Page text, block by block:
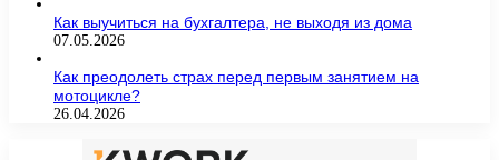
Как выучиться на бухгалтера, не выходя из дома
07.05.2026
Как преодолеть страх перед первым занятием на
мотоцикле?
26.04.2026